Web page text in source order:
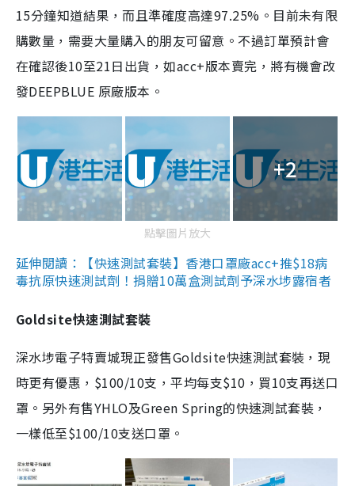
15分鐘知道結果，而且準確度高達97.25%。目前未有限
購數量，需要大量購入的朋友可留意。不過訂單預計會
在確認後10至21日出貨，如acc+版本賣完，將有機會改
發DEEPBLUE 原廠版本。
+2
點擊圖片放大
延伸閱讀：【快速測試套裝】香港口罩廠acc+推$18病
毒抗原快速測試劑！捐贈10萬盒測試劑予深水埗露宿者
Goldsite快速測試套裝
深水埗電子特賣城現正發售Goldsite快速測試套裝，現
時更有優惠，$100/10支，平均每支$10，買10支再送口
罩。另外有售YHLO及Green Spring的快速測試套裝，
一樣低至$100/10支送口罩。